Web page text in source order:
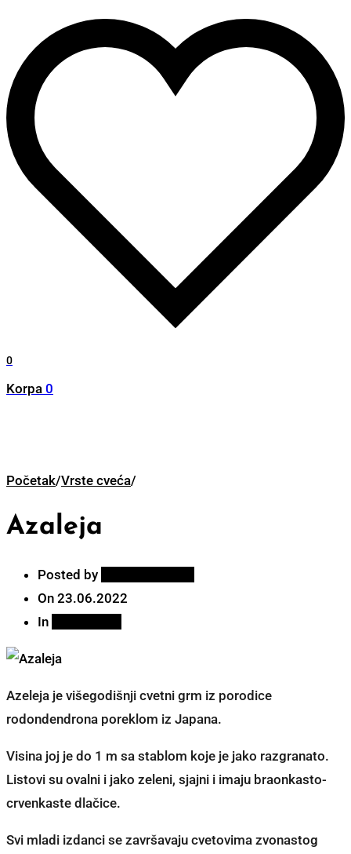
0
Korpa 0
Početak/Vrste cveća/
Azaleja
Posted by
On 23.06.2022
In
Azeleja je višegodišnji cvetni grm iz porodice
rodondendrona poreklom iz Japana.
Visina joj je do 1 m sa stablom koje je jako razgranato.
Listovi su ovalni i jako zeleni, sjajni i imaju braonkasto-
crvenkaste dlačice.
Svi mladi izdanci se završavaju cvetovima zvonastog